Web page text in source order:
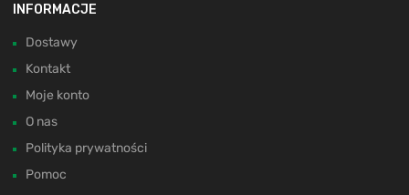
INFORMACJE
Dostawy
Kontakt
Moje konto
O nas
Polityka prywatności
Pomoc